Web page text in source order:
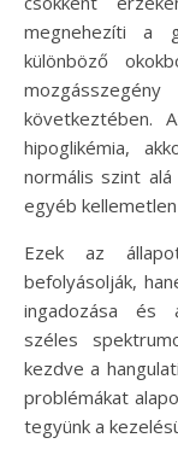
megnehezíti a
különböző
következtében.
hipoglikémia,
normális szint
egyéb
Ezek az
befolyásolják,
ingadozása és
széles
kezdve a
problémákat
tegyünk a